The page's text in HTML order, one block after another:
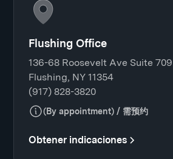
Flushing Office
136-68 Roosevelt Ave Suite 709
Flushing, NY 11354
(917) 828-3820
(By appointment) / 需预约
Obtener indicaciones